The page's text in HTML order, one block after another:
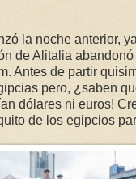
la noche anterior,
de Alitalia abandonó
Antes de partir
pero, ¿saben
dólares ni euros!
de los egipcios